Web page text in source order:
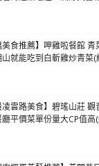
美食推薦】呷雞啦餐館
就能吃到白斬雞炒青菜(
凌雲路美食】碧瑤山莊
平價菜單份量大CP值高